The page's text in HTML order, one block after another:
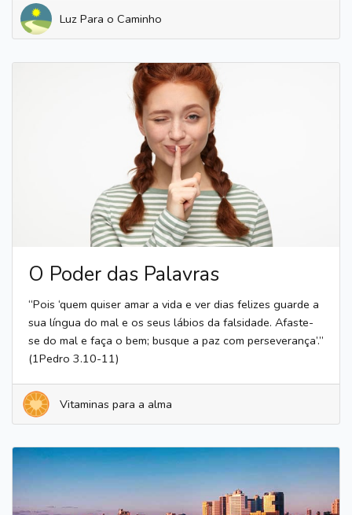
Luz Para o Caminho
O Poder das Palavras
“Pois ‘quem quiser amar a vida e ver dias felizes guarde a
sua língua do mal e os seus lábios da falsidade. Afaste-
se do mal e faça o bem; busque a paz com perseverança’.”
(1Pedro 3.10-11)
Vitaminas para a alma